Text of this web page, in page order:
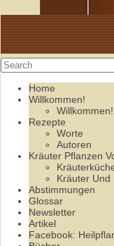
Alte Rezepte online
Home
Willkommen!
Willkommen!
Rezepte
Worte
Autoren
Kräuter Pflanzen
Kräuter Und
Abstimmungen
Glossar
Newsletter
Artikel
Facebook: